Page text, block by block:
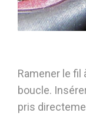
Ramener le fil
boucle.
pris